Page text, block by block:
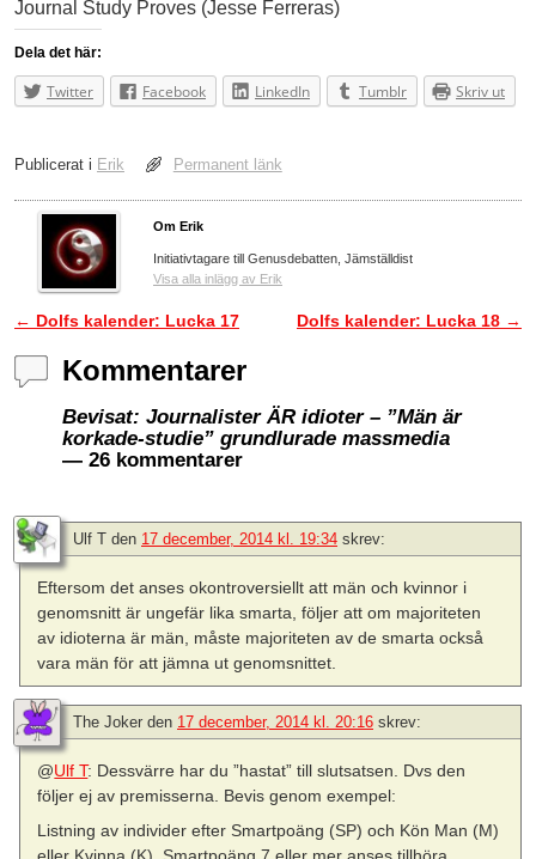
Journal Study Proves (Jesse Ferreras)
Dela det här:
Twitter Facebook LinkedIn Tumblr Skriv ut
Publicerat i Erik Permanent länk
Om Erik
Initiativtagare till Genusdebatten, Jämställdist
Visa alla inlägg av Erik
Inläggsnavigering
← Dolfs kalender: Lucka 17 Dolfs kalender: Lucka 18 →
Kommentarer
Bevisat: Journalister ÄR idioter – ”Män är
korkade-studie” grundlurade massmedia
— 26 kommentarer
Ulf T den 17 december, 2014 kl. 19:34 skrev:
Eftersom det anses okontroversiellt att män och kvinnor i
genomsnitt är ungefär lika smarta, följer att om majoriteten
av idioterna är män, måste majoriteten av de smarta också
vara män för att jämna ut genomsnittet.
The Joker den 17 december, 2014 kl. 20:16 skrev:
@Ulf T: Dessvärre har du ”hastat” till slutsatsen. Dvs den
följer ej av premisserna. Bevis genom exempel:
Listning av individer efter Smartpoäng (SP) och Kön Man (M)
eller Kvinna (K), Smartpoäng 7 eller mer anses tillhöra